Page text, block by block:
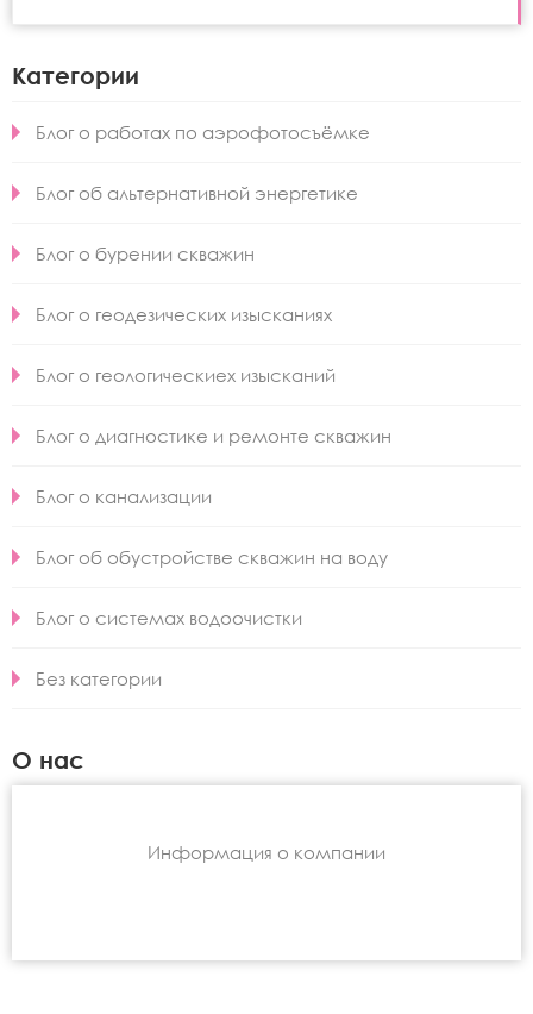
Категории
Блог о работах по аэрофотосъёмке
Блог об альтернативной энергетике
Блог о бурении скважин
Блог о геодезических изысканиях
Блог о геологическиех изысканий
Блог о диагностике и ремонте скважин
Блог о канализации
Блог об обустройстве скважин на воду
Блог о системах водоочистки
Без категории
О нас
Информация о компании